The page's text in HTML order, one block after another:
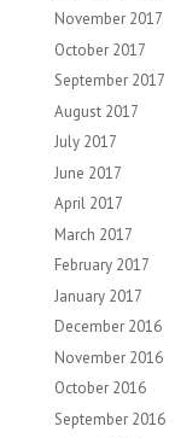
November 2017
October 2017
September 2017
August 2017
July 2017
June 2017
April 2017
March 2017
February 2017
January 2017
December 2016
November 2016
October 2016
September 2016